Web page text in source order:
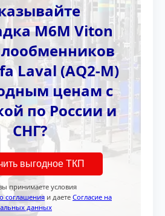
M6M Viton
Laval (AQ2-M)
ценам с
по России и
СНГ?
выгодное ТКП
принимаете условия
соглашения и даете Согласие на
данных